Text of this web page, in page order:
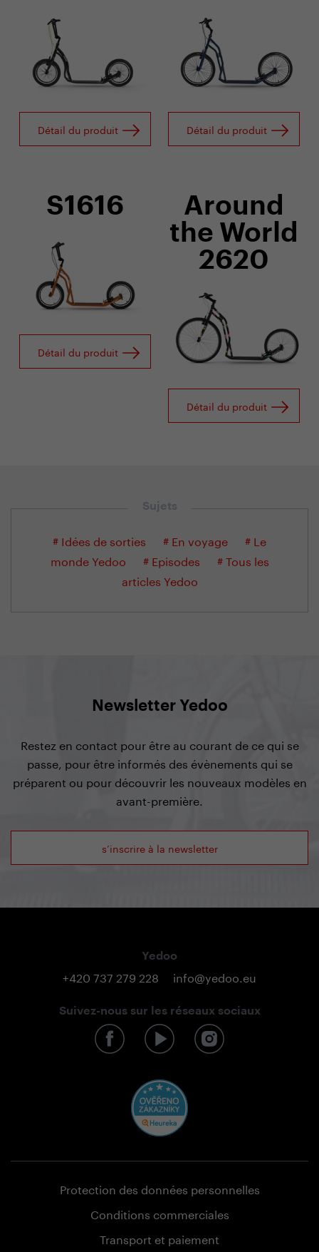
Détail du produit Détail du produit
S1616
Détail du produit
Around
the World
2620
Détail du produit
Sujets
# Idées de sorties # En voyage
# Le
monde Yedoo
# Episodes
# Tous les
articles Yedoo
Newsletter Yedoo
Restez en contact pour être au courant de ce qui se
passe, pour être informés des évènements qui se
préparent ou pour découvrir les nouveaux modèles en
avant-première.
s’inscrire à la newsletter
Yedoo
+420 737 279 228 info@yedoo.eu
Suivez-nous sur les réseaux sociaux
Protection des données personnelles
Conditions commerciales
Transport et paiement